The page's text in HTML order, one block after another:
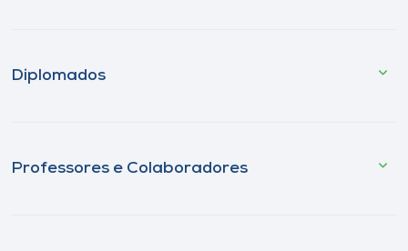
Diplomados
Professores e Colaboradores